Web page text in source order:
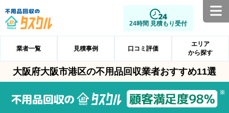
24時間 見積もり受付
業者一覧 見積事例 口コミ評価
エリア
から探す
大阪府大阪市港区の不用品回収業者おすすめ11選